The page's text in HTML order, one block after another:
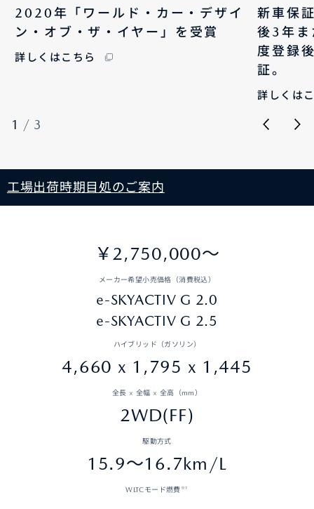
2020年「ワールド・カー・デザイ
ン・オブ・ザ・イヤー」を受賞
詳しくはこちら
新車保
後3年
度登録
証。
詳しくは
1 / 3
工場出荷時期目処のご案内
￥2,750,000〜
メーカー希望小売価格（消費税込）
e-SKYACTIV G 2.0
e-SKYACTIV G 2.5
ハイブリッド（ガソリン）
4,660 x 1,795 x 1,445
全長 × 全幅 × 全高（mm）
2WD(FF)
駆動方式
15.9～16.7km/L
WLTCモード燃費 ※1